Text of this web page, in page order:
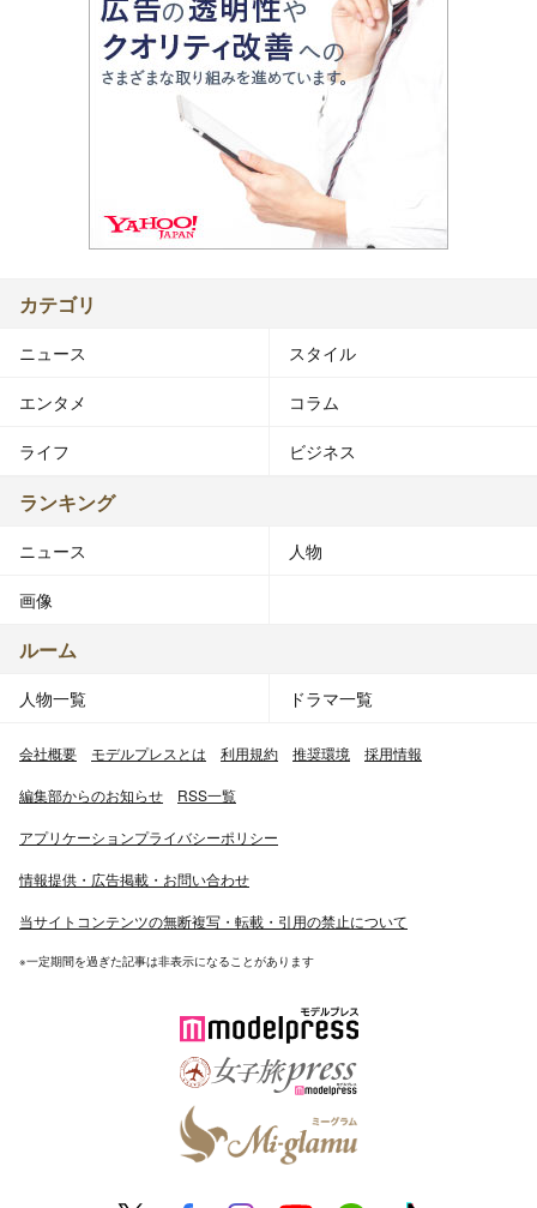
カテゴリ
ニュース スタイル
エンタメ コラム
ライフ ビジネス
ランキング
ニュース 人物
画像
ルーム
人物一覧 ドラマ一覧
会社概要 モデルプレスとは 利用規約 推奨環境 採用情報
編集部からのお知らせ RSS一覧
アプリケーションプライバシーポリシー
情報提供・広告掲載・お問い合わせ
当サイトコンテンツの無断複写・転載・引用の禁止について
※一定期間を過ぎた記事は非表示になることがあります